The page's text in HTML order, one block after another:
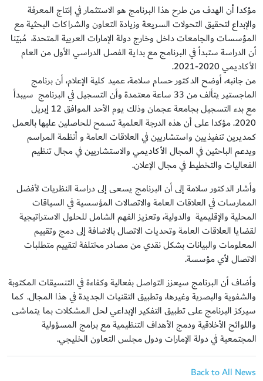
مؤكدا أن الهدف من طرح هذا البرنامج هو الاستثمار في إنتاج المعرفة
والإبداع لتحقيق التحولات السريعة وزيادة التعاون والشراكات البحثية مع
المؤسسات والجامعات داخل وخارج دولة الإمارات العربية المتحدة، مُبيّنا
أن الدراسة ستبدأ في البرنامج مع بداية الفصل الدراسي الأول من العام
الأكاديمي 2020-2021.
من جانبه، أوضح الدكتور حسام سلامة، عميد كلية الإعلام، أن برنامج
الماجستير يتألف من 33 ساعة معتمدة وأن التسجيل في البرنامج سيبدأ
مع بدء التسجيل بجامعة عجمان وذلك يوم الأحد الموافق 12 إبريل
2020. مؤكدا على أن هذه الدرجة العلمية تسمح للحاصلين عليها بالعمل
كمديرين تنفيذيين واستشاريين في العلاقات العامة و أنظمة المراسم
ويدعم الباحثين في المجال الأكاديمي والاستشاريين في مجال تنظيم
الفعاليات والتخطيط في مجال الإعلان.
وأشار الدكتور سلامة إلى أن البرنامج يسعى إلى دراسة النظريات لأفضل
الممارسات في العلاقات العامة والاتصالات المؤسسية في السياقات
المحلية والإقليمية والدولية، وتعزيز الفهم الشامل للحلول الاستراتيجية
لقضايا العلاقات العامة وتحديات الاتصال بالاضافة إلى دمج وتقييم
المعلومات والبيانات بشكل نقدي من مصادر مختلفة لتقييم متطلبات
الاتصال لأي مؤسسة.
وأضاف أن البرنامج سيعزز التواصل بفعالية وكفاءة في التنسيقات المكتوبة
والشفوية والبصرية وغيرها، وتطبيق التقنيات الجديدة في هذا المجال. كما
سيركز البرنامج على تطبيق التفكير الإبداعي لحل المشكلات بما يتماشى
واللوائح الأخلاقية ودمج الأهداف التنظيمية مع برامج المسؤولية
المجتمعية في دولة الإمارات ودول مجلس التعاون الخليجي.
Back to All News